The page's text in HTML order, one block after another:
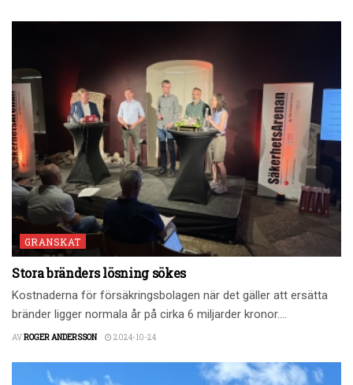
GRANSKAT
Stora bränders lösning sökes
Kostnaderna för försäkringsbolagen när det gäller att ersätta
bränder ligger normala år på cirka 6 miljarder kronor....
AVROGER ANDERSSON 2024-10-24